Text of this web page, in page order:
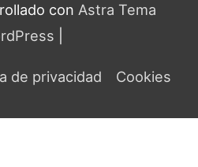
con Astra Tema
de privacidad Cookies